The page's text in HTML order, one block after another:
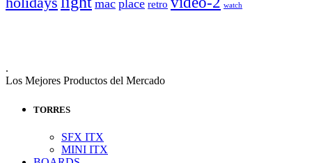
mac place retro watch
.
Los Mejores Productos del Mercado
TORRES
SFX ITX
MINI ITX